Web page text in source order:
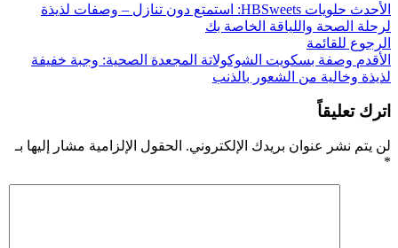
الأحدث
حلويات HBSweets: استمتع دون تنازل – وصفات لذيذة
لرحلة الصحة واللياقة الخاصة بك
الرجوع للقائمة
الأقدم وصفة بسكويت الشوكولاتة المجعدة الصحية: وجبة خفيفة
لذيذة وخالية من الشعور بالذنب
اترك تعليقاً
لن يتم نشر عنوان بريدك الإلكتروني. الحقول الإلزامية مشار إليها بـ
*